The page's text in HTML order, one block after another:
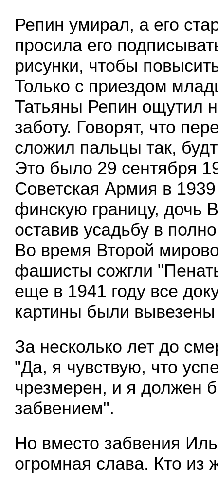
Репин умирал, а его
просила его
рисунки, чтобы
Только с приездом
Татьяны Репин ощутил
заботу. Говорят, что
сложил пальцы так,
Это было 29 сентября
Советская Армия в
финскую границу, дочь
оставив усадьбу в
Во время Второй
фашисты сожгли
еще в 1941 году все
картины были вывезены
За несколько лет до
"Да, я чувствую, что
чрезмерен, и я должен
забвением".
Но вместо забвения
огромная слава. Кто из